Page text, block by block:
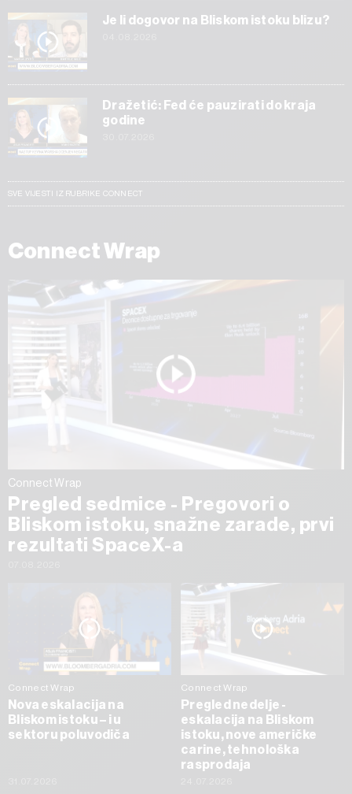
Je li dogovor na Bliskom istoku blizu?
Dražetić: Fed će pauzirati do kraja
godine
SVE VIJESTI IZ RUBRIKE CONNECT
Connect Wrap
Connect Wrap
Pregled sedmice - Pregovori o
Bliskom istoku, snažne zarade, prvi
rezultati SpaceX-a
Connect Wrap
Nova eskalacija na
Bliskom istoku – i u
sektoru poluvodiča
Connect Wrap
Pregled nedelje -
eskalacija na Bliskom
istoku, nove američke
carine, tehnološka
rasprodaja